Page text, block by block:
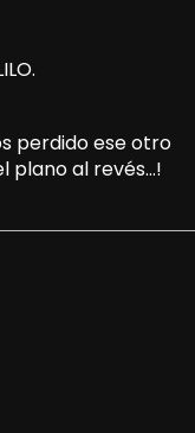
perdido ese otro
plano al revés…!